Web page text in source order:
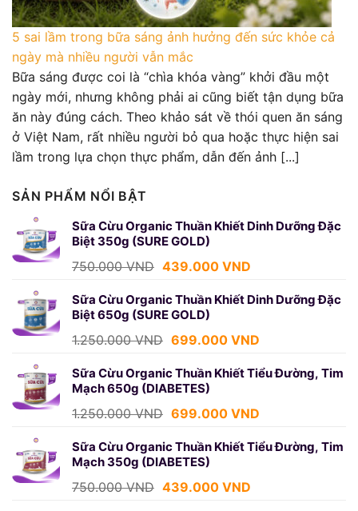
5 sai lầm trong bữa sáng ảnh hưởng đến sức khỏe cả
ngày mà nhiều người vẫn mắc
Bữa sáng được coi là “chìa khóa vàng” khởi đầu một
ngày mới, nhưng không phải ai cũng biết tận dụng bữa
ăn này đúng cách. Theo khảo sát về thói quen ăn sáng
ở Việt Nam, rất nhiều người bỏ qua hoặc thực hiện sai
lầm trong lựa chọn thực phẩm, dẫn đến ảnh [...]
SẢN PHẨM NỔI BẬT
Sữa Cừu Organic Thuần Khiết Dinh Dưỡng Đặc
Biệt 350g (SURE GOLD)
750.000VND Giá
là:
750.000 VND.
439.000 VNDGiá
tại
439.000 VND.
Sữa Cừu Organic Thuần Khiết Dinh Dưỡng Đặc
Biệt 650g (SURE GOLD)
1.250.000VND Giá
là:
1.250.000 VND.
699.000 VNDGiá
tại
Sữa Cừu Organic Thuần Khiết Tiểu Đường, Tim
Mạch 650g (DIABETES)
1.250.000VND Giá
là:
1.250.000 VND.
699.000 VNDGiá
tại
Sữa Cừu Organic Thuần Khiết Tiểu Đường, Tim
Mạch 350g (DIABETES)
750.000VND Giá
439.000 VNDGiá